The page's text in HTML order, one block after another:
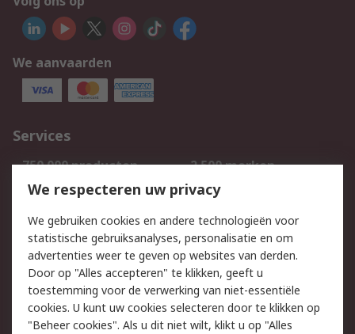
We aanvaarden
Services
750.000 producten
2.500 merken
Bestellen
Inkoopoplossingen
Track & Trace
Wettelijk
Cookiebeleid
Email veiligheid
Privacybeleid
Websitevoorwaarden
We respecteren uw privacy
We gebruiken cookies en andere technologieën voor
statistische gebruiksanalyses, personalisatie en om
advertenties weer te geven op websites van derden.
Door op "Alles accepteren" te klikken, geeft u
toestemming voor de verwerking van niet-essentiële
cookies. U kunt uw cookies selecteren door te klikken op
"Beheer cookies". Als u dit niet wilt, klikt u op "Alles